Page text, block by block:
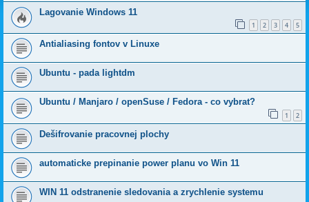
Lagovanie Windows 11
1 2 3 4 5
Antialiasing fontov v Linuxe
Ubuntu - pada lightdm
Ubuntu / Manjaro / openSuse / Fedora - co vybrat?
1 2
Dešifrovanie pracovnej plochy
automaticke prepinanie power planu vo Win 11
WIN 11 odstranenie sledovania a zrychlenie systemu